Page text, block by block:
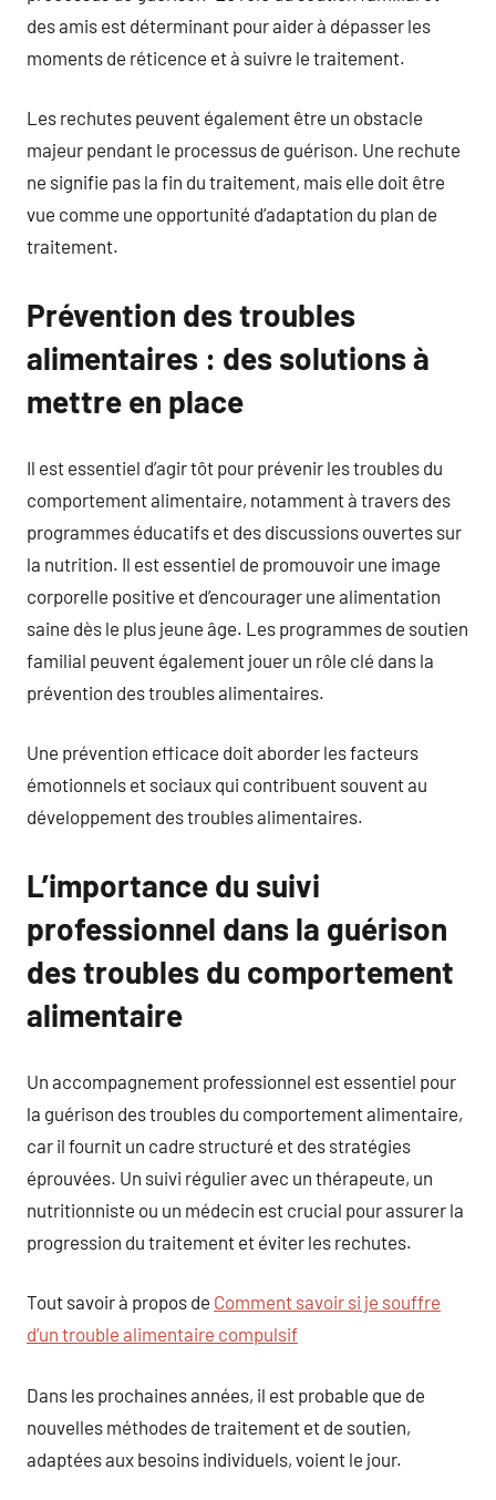
des amis est déterminant pour aider à dépasser les
moments de réticence et à suivre le traitement.
Les rechutes peuvent également être un obstacle
majeur pendant le processus de guérison. Une rechute
ne signifie pas la fin du traitement, mais elle doit être
vue comme une opportunité d’adaptation du plan de
traitement.
Prévention des troubles
alimentaires : des solutions à
mettre en place
Il est essentiel d’agir tôt pour prévenir les troubles du
comportement alimentaire, notamment à travers des
programmes éducatifs et des discussions ouvertes sur
la nutrition. Il est essentiel de promouvoir une image
corporelle positive et d’encourager une alimentation
saine dès le plus jeune âge. Les programmes de soutien
familial peuvent également jouer un rôle clé dans la
prévention des troubles alimentaires.
Une prévention efficace doit aborder les facteurs
émotionnels et sociaux qui contribuent souvent au
développement des troubles alimentaires.
L’importance du suivi
professionnel dans la guérison
des troubles du comportement
alimentaire
Un accompagnement professionnel est essentiel pour
la guérison des troubles du comportement alimentaire,
car il fournit un cadre structuré et des stratégies
éprouvées. Un suivi régulier avec un thérapeute, un
nutritionniste ou un médecin est crucial pour assurer la
progression du traitement et éviter les rechutes.
Tout savoir à propos de Comment savoir si je souffre
d’un trouble alimentaire compulsif
Dans les prochaines années, il est probable que de
nouvelles méthodes de traitement et de soutien,
adaptées aux besoins individuels, voient le jour.